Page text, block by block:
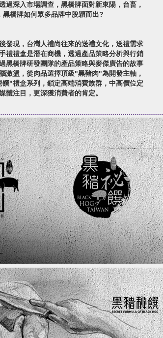
過深入市場調查，黑橋牌面對新東陽，台畜，
黑橋牌如何眾多品牌中脫穎而出?
發現，台灣人禮尚往來的送禮文化，送禮需求
禮禮盒是潛在商機，透過產品策略分析與行銷
黑橋牌研發團隊的產品策略與麥傑廣告的故事
激盪，從肉品選擇頂級"黑豬肉"為開發主軸，
"禮盒系列，鎖定高端消費族群，中高價位定
體注目，更深獲消費者的肯定。